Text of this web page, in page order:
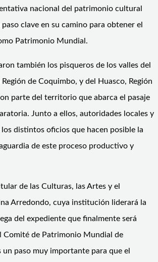
nacional del patrimonio cultural
clave en su camino para obtener el
Patrimonio Mundial.
también los pisqueros de los valles del
de Coquimbo, y del Huasco, Región
parte del territorio que abarca el pasaje
Junto a ellos, autoridades locales y
distintos oficios que hacen posible la
de este proceso productivo y
de las Culturas, las Artes y el
Arredondo, cuya institución liderará la
del expediente que finalmente será
Comité de Patrimonio Mundial de
un paso muy importante para que el